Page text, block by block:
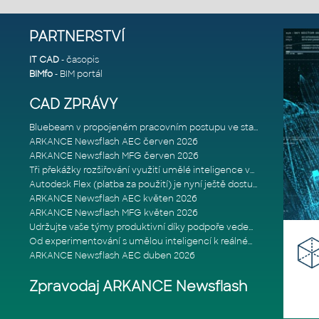
PARTNERSTVÍ
IT CAD- časopis
BIMfo- BIM portál
CAD ZPRÁVY
Bluebeam v propojeném pracovním postupu ve stavebnictví: Proč je int
ARKANCE Newsflash AEC červen 2026
ARKANCE Newsflash MFG červen 2026
Tři překážky rozšiřování využití umělé inteligence ve stavebním prům
Autodesk Flex (platba za použití) je nyní ještě dostupnější
ARKANCE Newsflash AEC květen 2026
ARKANCE Newsflash MFG květen 2026
Udržujte vaše týmy produktivní díky podpoře vedené odborníky
Od experimentování s umělou inteligencí k reálnému dopadu na podniká
ARKANCE Newsflash AEC duben 2026
Zpravodaj ARKANCE Newsflash